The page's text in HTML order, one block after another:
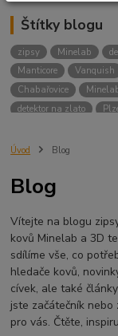
Štítky blogu
zipsy Minelab
Manticore
Vanquish
Chabařovice
detektor na zlato
Sraz detektorářů
ÚSTÍ NAD LABEM
Jídlo na cesty
Soutěž o detektor
technologie Multi IQ
Úvod Blog
Blog
Vítejte na blogu
kovů Minelab a 3D
sdílíme vše, co
hledače kovů,
cívek, ale také
jste začátečník
pro vás. Čtěte,